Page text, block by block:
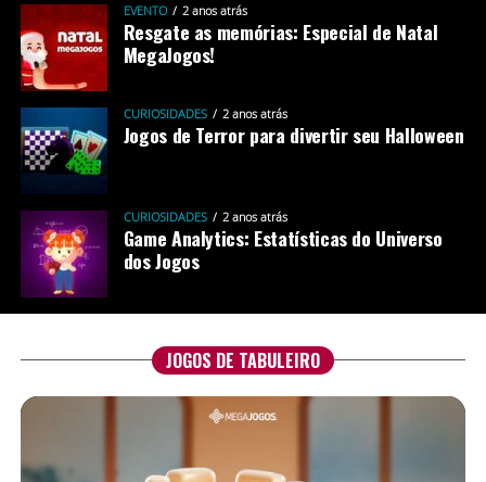
EVENTO 2 anos atrás
Resgate as memórias: Especial de Natal
MegaJogos!
CURIOSIDADES 2 anos atrás
Jogos de Terror para divertir seu Halloween
CURIOSIDADES 2 anos atrás
Game Analytics: Estatísticas do Universo
dos Jogos
JOGOS DE TABULEIRO